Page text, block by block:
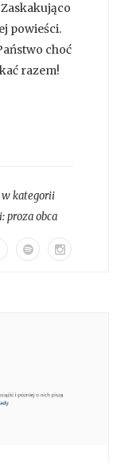
powieści.
choć
razem!
w kategorii
proza obca